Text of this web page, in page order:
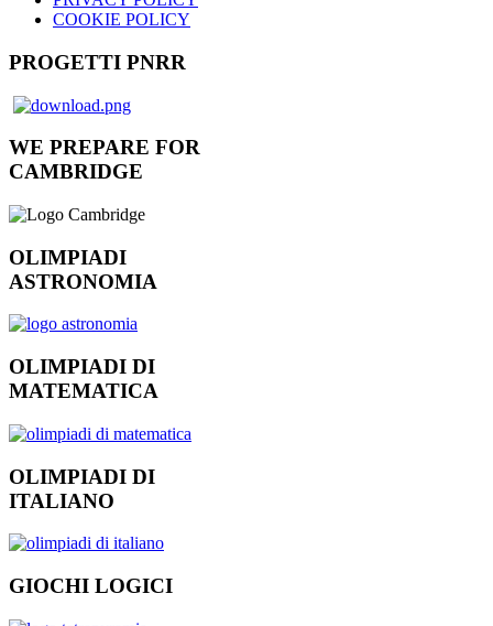
COOKIE POLICY
PROGETTI PNRR
WE PREPARE FOR
CAMBRIDGE
OLIMPIADI
ASTRONOMIA
OLIMPIADI DI
MATEMATICA
OLIMPIADI DI
ITALIANO
GIOCHI LOGICI